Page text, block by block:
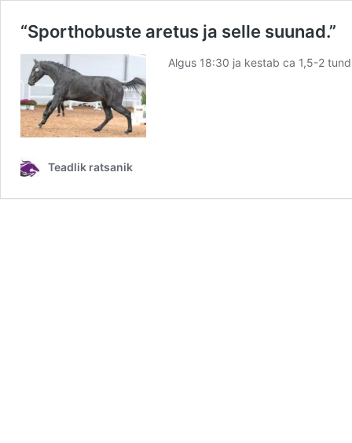
“Sporthobuste aretus ja selle suunad.”
Algus 18:30 ja kestab ca 1,5-2
Teadlik ratsanik